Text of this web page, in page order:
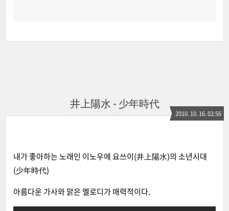
井上陽水 - 少年時代
2010. 10. 16. 02:56
내가 좋아하는 노래인 이노우에 요쓰이(井上陽水)의 소년시대
(少年時代)
아름다운 가사와 맑은 멜로디가 매력적이다.